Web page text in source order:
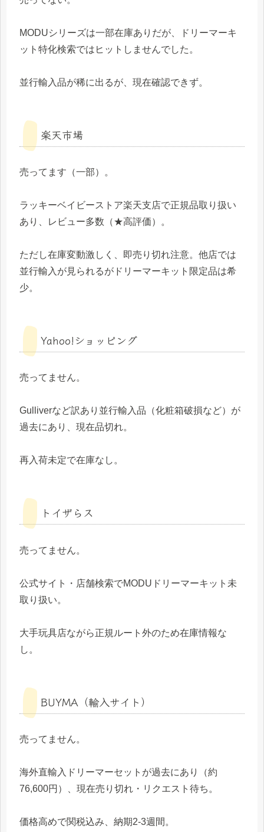
MODUシリーズは一部在庫ありだが、ドリーマーキ
ット特化検索ではヒットしませんでした。
並行輸入品が稀に出るが、現在確認できず。
楽天市場
売ってます（一部）。
ラッキーベイビーストア楽天支店で正規品取り扱い
あり、レビュー多数（★高評価）。
ただし在庫変動激しく、即売り切れ注意。他店では
並行輸入が見られるがドリーマーキット限定品は希
少。
Yahoo!ショッピング
売ってません。
Gulliverなど訳あり並行輸入品（化粧箱破損など）が
過去にあり、現在品切れ。
再入荷未定で在庫なし。
トイザらス
売ってません。
公式サイト・店舗検索でMODUドリーマーキット未
取り扱い。
大手玩具店ながら正規ルート外のため在庫情報な
し。
BUYMA（輸入サイト）
売ってません。
海外直輸入ドリーマーセットが過去にあり（約
76,600円）、現在売り切れ・リクエスト待ち。
価格高めで関税込み、納期2-3週間。